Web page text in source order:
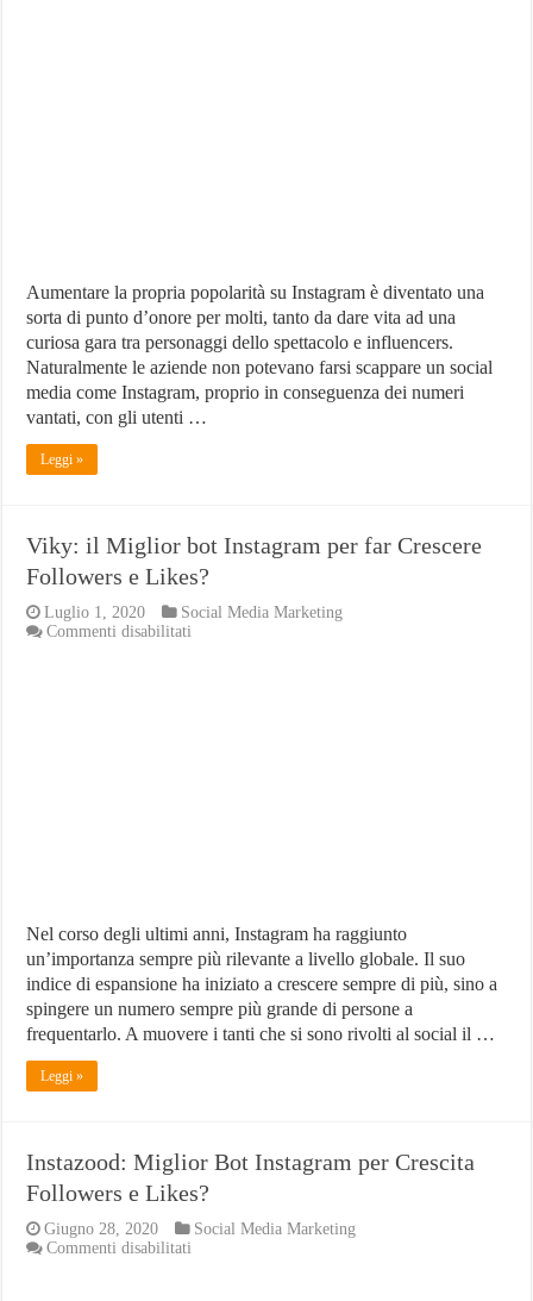
Aumentare la propria popolarità su Instagram è diventato una
sorta di punto d’onore per molti, tanto da dare vita ad una
curiosa gara tra personaggi dello spettacolo e influencers.
Naturalmente le aziende non potevano farsi scappare un social
media come Instagram, proprio in conseguenza dei numeri
vantati, con gli utenti …
Leggi »
Viky: il Miglior bot Instagram per far Crescere
Followers e Likes?
Luglio 1, 2020
Social Media Marketing
Commenti disabilitati
Nel corso degli ultimi anni, Instagram ha raggiunto
un’importanza sempre più rilevante a livello globale. Il suo
indice di espansione ha iniziato a crescere sempre di più, sino a
spingere un numero sempre più grande di persone a
frequentarlo. A muovere i tanti che si sono rivolti al social il …
Leggi »
Instazood: Miglior Bot Instagram per Crescita
Followers e Likes?
Giugno 28, 2020
Social Media Marketing
Commenti disabilitati